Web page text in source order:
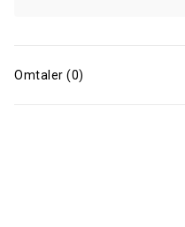
Omtaler (0)